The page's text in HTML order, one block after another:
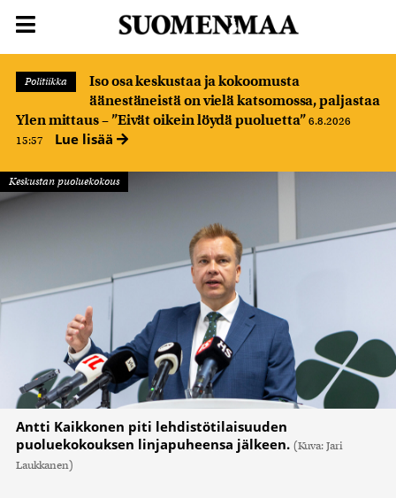
Politiikka
Iso osa keskustaa ja kokoomusta
äänestäneistä on vielä katsomossa, paljastaa
Ylen mittaus – ”Eivät oikein löydä puoluetta” 6.8.2026
15:57
Lue lisää
Keskustan puoluekokous
Antti Kaikkonen piti lehdistötilaisuuden
puoluekokouksen linjapuheensa jälkeen. (Kuva: Jari
Laukkanen)